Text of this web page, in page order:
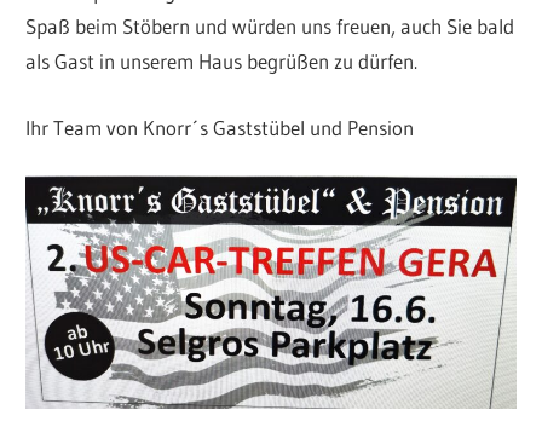
Spaß beim Stöbern und würden uns freuen, auch Sie bald
als Gast in unserem Haus begrüßen zu dürfen.
Ihr Team von Knorr´s Gaststübel und Pension